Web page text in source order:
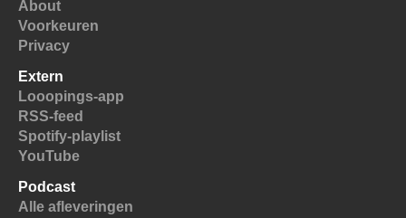
About
Voorkeuren
Privacy
Extern
Looopings-app
RSS-feed
Spotify-playlist
YouTube
Podcast
Alle afleveringen